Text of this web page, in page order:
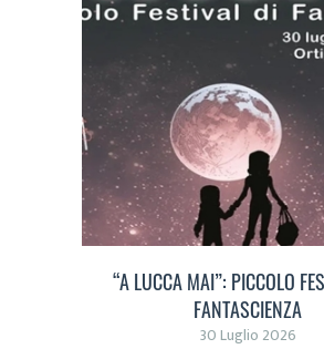
“A LUCCA MAI”: PICCOLO
FANTASCIENZA
30 Luglio 2026